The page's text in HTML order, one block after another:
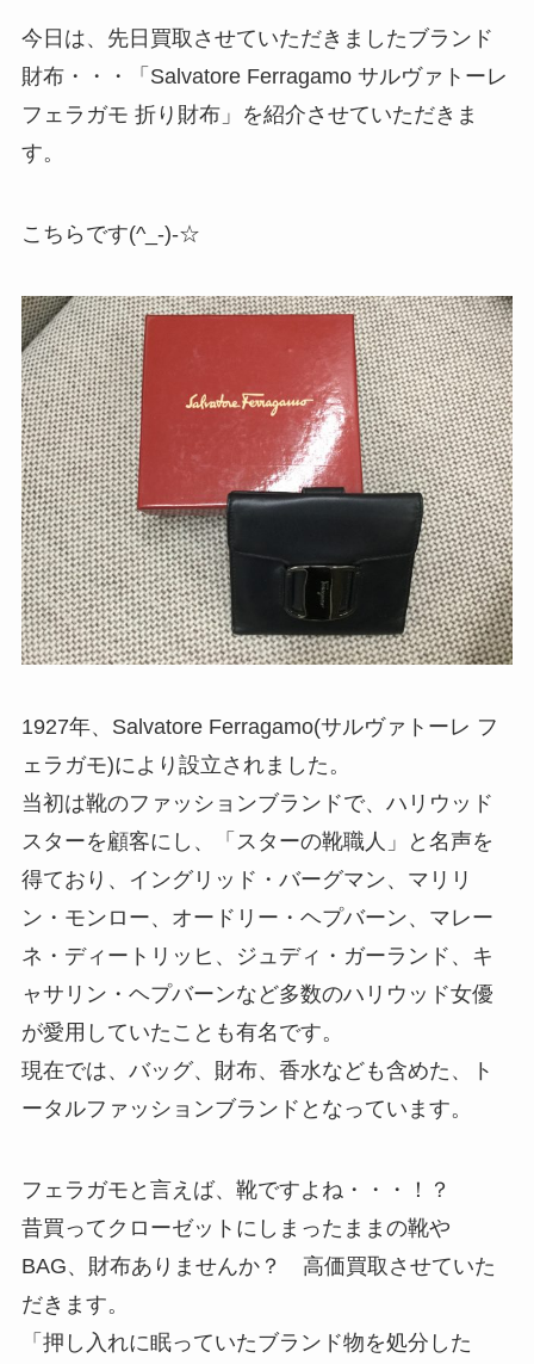
今日は、先日買取させていただきましたブランド
財布・・・「Salvatore Ferragamo サルヴァトーレ
フェラガモ 折り財布」を紹介させていただきま
す。
こちらです(^_-)-☆
1927年、Salvatore Ferragamo(サルヴァトーレ フ
ェラガモ)により設立されました。
当初は靴のファッションブランドで、ハリウッド
スターを顧客にし、「スターの靴職人」と名声を
得ており、イングリッド・バーグマン、マリリ
ン・モンロー、オードリー・ヘプバーン、マレー
ネ・ディートリッヒ、ジュディ・ガーランド、キ
ャサリン・ヘプバーンなど多数のハリウッド女優
が愛用していたことも有名です。
現在では、バッグ、財布、香水なども含めた、ト
ータルファッションブランドとなっています。
フェラガモと言えば、靴ですよね・・・！？
昔買ってクローゼットにしまったままの靴や
BAG、財布ありませんか？ 高価買取させていた
だきます。
「押し入れに眠っていたブランド物を処分した